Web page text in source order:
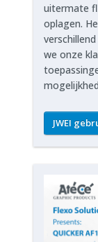
uitermate
oplagen.
we onze
JWEI